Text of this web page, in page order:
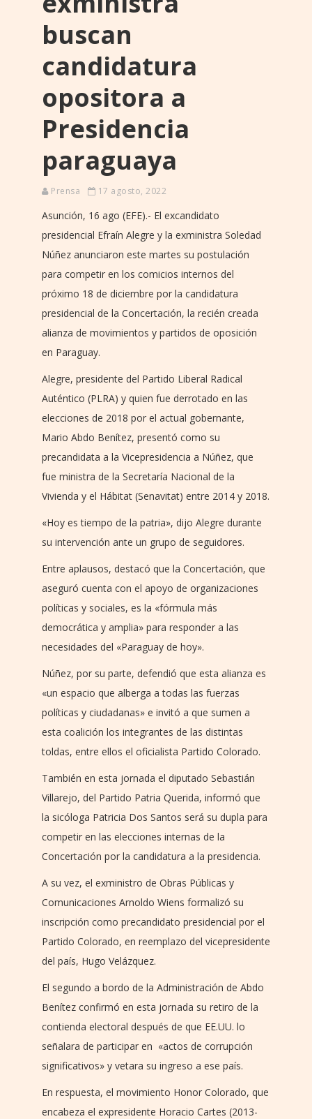
buscan
candidatura
opositora a
Presidencia
paraguaya
Prensa 17 agosto, 2022
Asunción, 16 ago (EFE).- El excandidato
presidencial Efraín Alegre y la exministra Soledad
Núñez anunciaron este martes su postulación
para competir en los comicios internos del
próximo 18 de diciembre por la candidatura
presidencial de la Concertación, la recién creada
alianza de movimientos y partidos de oposición
en Paraguay.
Alegre, presidente del Partido Liberal Radical
Auténtico (PLRA) y quien fue derrotado en las
elecciones de 2018 por el actual gobernante,
Mario Abdo Benítez, presentó como su
precandidata a la Vicepresidencia a Núñez, que
fue ministra de la Secretaría Nacional de la
Vivienda y el Hábitat (Senavitat) entre 2014 y 2018.
«Hoy es tiempo de la patria», dijo Alegre durante
su intervención ante un grupo de seguidores.
Entre aplausos, destacó que la Concertación, que
aseguró cuenta con el apoyo de organizaciones
políticas y sociales, es la «fórmula más
democrática y amplia» para responder a las
necesidades del «Paraguay de hoy».
Núñez, por su parte, defendió que esta alianza es
«un espacio que alberga a todas las fuerzas
políticas y ciudadanas» e invitó a que sumen a
esta coalición los integrantes de las distintas
toldas, entre ellos el oficialista Partido Colorado.
También en esta jornada el diputado Sebastián
Villarejo, del Partido Patria Querida, informó que
la sicóloga Patricia Dos Santos será su dupla para
competir en las elecciones internas de la
Concertación por la candidatura a la presidencia.
A su vez, el exministro de Obras Públicas y
Comunicaciones Arnoldo Wiens formalizó su
inscripción como precandidato presidencial por el
Partido Colorado, en reemplazo del vicepresidente
del país, Hugo Velázquez.
El segundo a bordo de la Administración de Abdo
Benítez confirmó en esta jornada su retiro de la
contienda electoral después de que EE.UU. lo
señalara de participar en «actos de corrupción
significativos» y vetara su ingreso a ese país.
En respuesta, el movimiento Honor Colorado, que
encabeza el expresidente Horacio Cartes (2013-